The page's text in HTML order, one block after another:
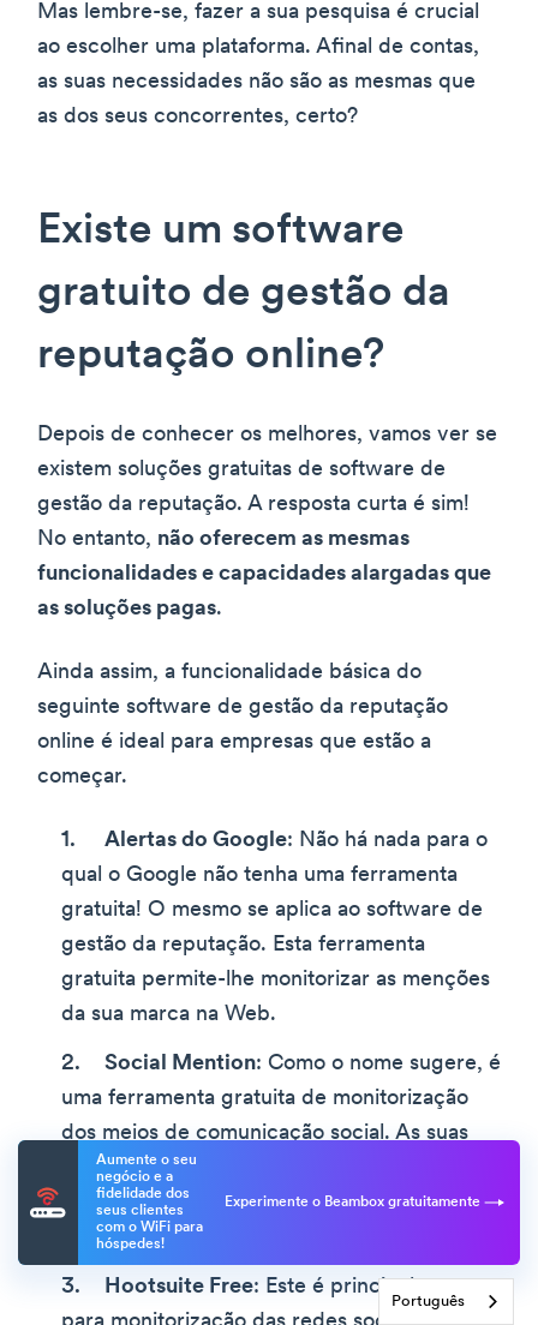
Mas lembre-se, fazer a sua pesquisa é crucial
ao escolher uma plataforma. Afinal de contas,
as suas necessidades não são as mesmas que
as dos seus concorrentes, certo?
Existe um software
gratuito de gestão da
reputação online?
Depois de conhecer os melhores, vamos ver se
existem soluções gratuitas de software de
gestão da reputação. A resposta curta é sim!
No entanto, não oferecem as mesmas
funcionalidades e capacidades alargadas que
as soluções pagas.
Ainda assim, a funcionalidade básica do
seguinte software de gestão da reputação
online é ideal para empresas que estão a
começar.
Alertas do Google: Não há nada para o
qual o Google não tenha uma ferramenta
gratuita! O mesmo se aplica ao software de
gestão da reputação. Esta ferramenta
gratuita permite-lhe monitorizar as menções
da sua marca na Web.
Social Mention: Como o nome sugere, é
uma ferramenta gratuita de monitorização
dos meios de comunicação social. As suas
caraterísticas mais robustas são a
monitorização em tempo real, o sentimento e
a análise.
Hootsuite Free: Este é principalmente
Aumente o seu
negócio e a
fidelidade dos
seus clientes
com o WiFi para
hóspedes!
Experimente o Beambox gratuitamente
Português